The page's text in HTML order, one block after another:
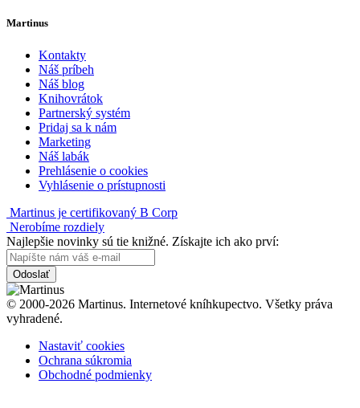
Martinus
Kontakty
Náš príbeh
Náš blog
Knihovrátok
Partnerský systém
Pridaj sa k nám
Marketing
Náš labák
Prehlásenie o cookies
Vyhlásenie o prístupnosti
Martinus je certifikovaný B Corp
Nerobíme rozdiely
Najlepšie novinky sú tie knižné. Získajte ich ako prví:
Odoslať
© 2000-2026 Martinus. Internetové kníhkupectvo. Všetky práva
vyhradené.
Nastaviť cookies
Ochrana súkromia
Obchodné podmienky